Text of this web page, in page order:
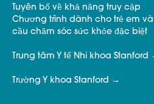
Tuyên bố về khả năng truy cập
Chương trình dành cho trẻ em
cầu chăm sóc sức khỏe đặc biệt
Trung tâm Y tế Nhi khoa Stanford
Trường Y khoa Stanford